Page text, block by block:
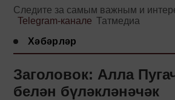
Следите за самым важным и
Telegram-канале Татмедиа
Хәбәрләр
Заголовок: Алла
белән бүләкләнәчәк